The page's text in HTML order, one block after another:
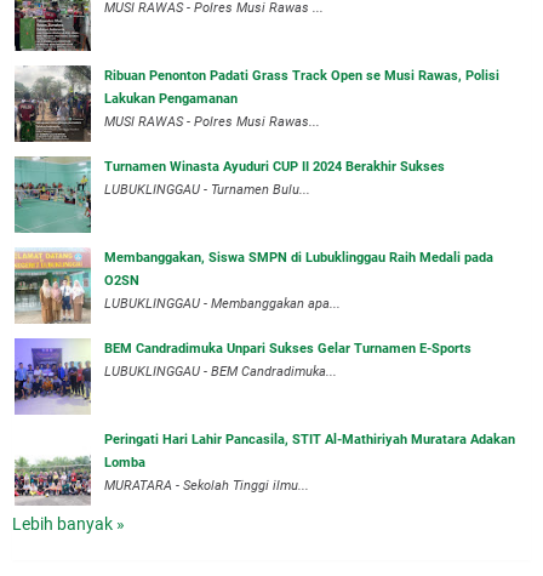
MUSI RAWAS - Polres Musi Rawas ...
Ribuan Penonton Padati Grass Track Open se Musi Rawas, Polisi
Lakukan Pengamanan
MUSI RAWAS - Polres Musi Rawas...
Turnamen Winasta Ayuduri CUP II 2024 Berakhir Sukses
LUBUKLINGGAU - Turnamen Bulu...
Membanggakan, Siswa SMPN di Lubuklinggau Raih Medali pada
O2SN
LUBUKLINGGAU - Membanggakan apa...
BEM Candradimuka Unpari Sukses Gelar Turnamen E-Sports
LUBUKLINGGAU - BEM Candradimuka...
Peringati Hari Lahir Pancasila, STIT Al-Mathiriyah Muratara Adakan
Lomba
MURATARA - Sekolah Tinggi ilmu...
Lebih banyak »